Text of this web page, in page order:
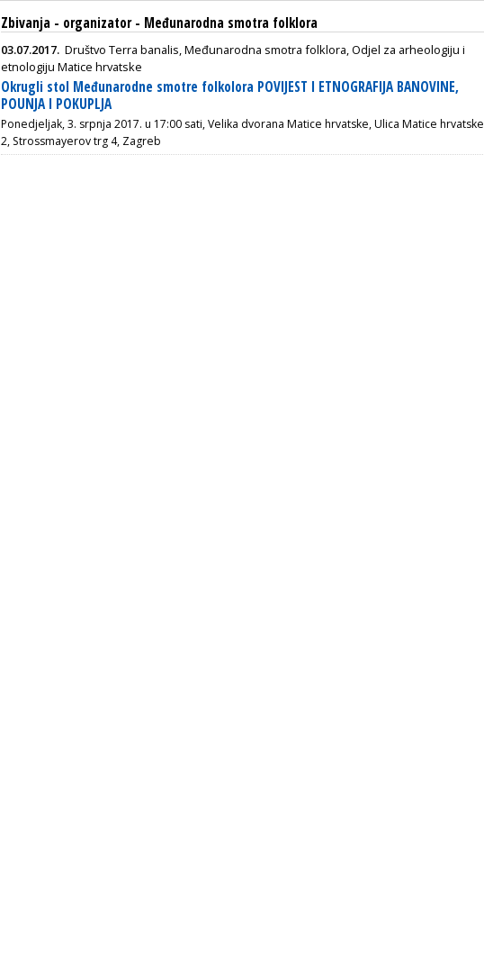
Zbivanja - organizator - Međunarodna smotra folklora
03.07.2017. Društvo Terra banalis, Međunarodna smotra folklora, Odjel za arheologiju i
etnologiju Matice hrvatske
Okrugli stol Međunarodne smotre folkolora POVIJEST I ETNOGRAFIJA BANOVINE,
POUNJA I POKUPLJA
Ponedjeljak, 3. srpnja 2017. u 17:00 sati, Velika dvorana Matice hrvatske, Ulica Matice hrvatske
2, Strossmayerov trg 4, Zagreb